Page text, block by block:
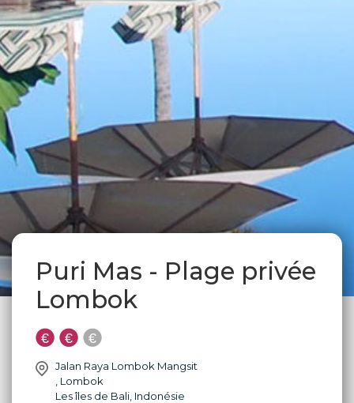
Puri Mas - Plage privée
Lombok
Jalan Raya Lombok Mangsit
Lombok
Les îles de Bali Indonésie